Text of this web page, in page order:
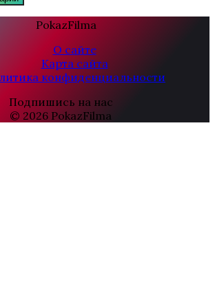
О сайте
Карта сайта
конфиденциальности
Подпишись на нас
© 2026 PokazFilma